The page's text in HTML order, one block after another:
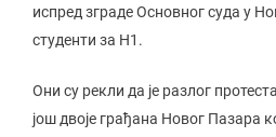
испред зграде Основног суда у
студенти за Н1.
Они су рекли да је разлог
још двоје грађана Новог Пазара